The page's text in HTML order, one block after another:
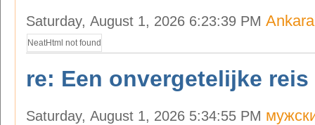
Saturday, August 1, 2026 6:23:39 PM
NeatHtml not found
re: Een onvergetelijke reis
Saturday, August 1, 2026 5:34:55 PM